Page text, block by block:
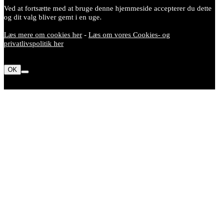
Ved at fortsætte med at bruge denne hjemmeside accepterer du dette
og dit valg bliver gemt i en uge.
Læs mere om cookies her - Læs om vores Cookies- og
privatlivspolitik her
OK